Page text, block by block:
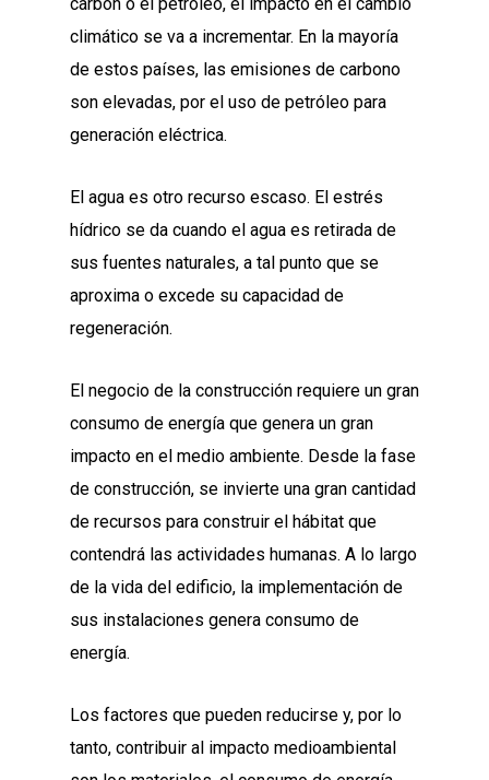
climático se va a incrementar. En la mayoría
de estos países, las emisiones de carbono
son elevadas, por el uso de petróleo para
generación eléctrica.
El agua es otro recurso escaso. El estrés
hídrico se da cuando el agua es retirada de
sus fuentes naturales, a tal punto que se
aproxima o excede su capacidad de
regeneración.
El negocio de la construcción requiere un gran
consumo de energía que genera un gran
impacto en el medio ambiente. Desde la fase
de construcción, se invierte una gran cantidad
de recursos para construir el hábitat que
contendrá las actividades humanas. A lo largo
de la vida del edificio, la implementación de
sus instalaciones genera consumo de
energía.
Los factores que pueden reducirse y, por lo
tanto, contribuir al impacto medioambiental